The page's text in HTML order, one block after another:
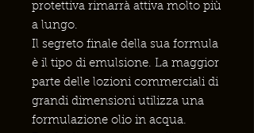
protettiva rimarrà attiva molto più
a lungo.
Il segreto finale della sua formula
è il tipo di emulsione. La maggior
parte delle lozioni commerciali di
grandi dimensioni utilizza una
formulazione olio in acqua.